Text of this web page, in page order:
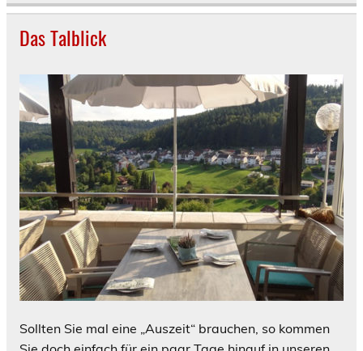
Das Talblick
Sollten Sie mal eine „Auszeit“ brauchen, so kommen